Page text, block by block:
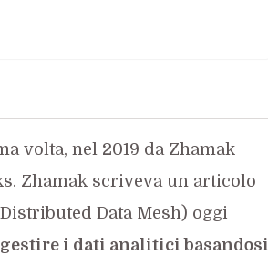
volta, nel 2019 da Zhamak
Zhamak scriveva un articolo
Data Mesh) oggi
gestire i dati analitici basandosi